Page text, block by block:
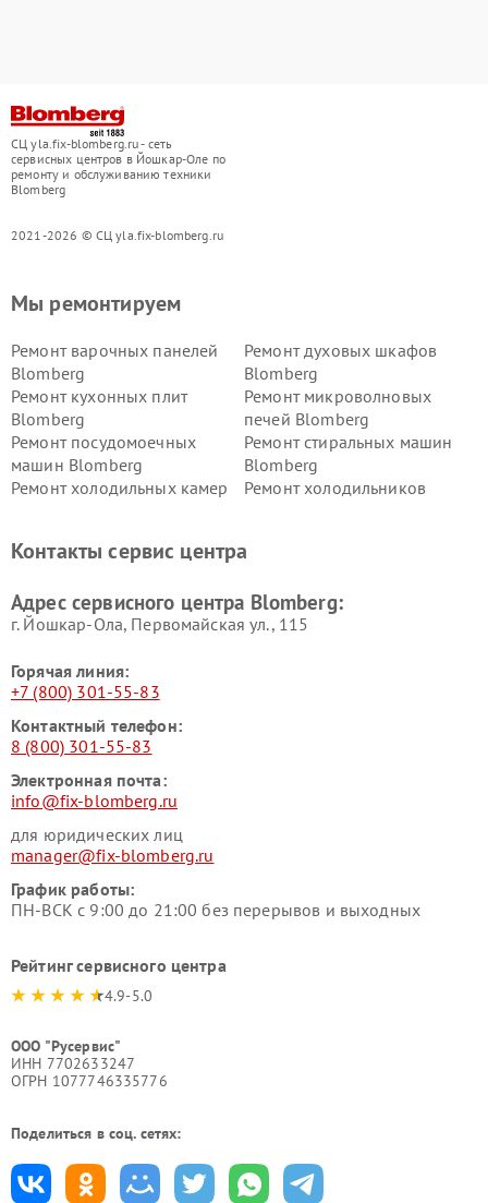
СЦ yla.fix-blomberg.ru - сеть
сервисных центров в Йошкар-Оле по
ремонту и обслуживанию техники
Blomberg
2021-2026 © СЦ yla.fix-blomberg.ru
Мы ремонтируем
Ремонт варочных панелей
Blomberg
Ремонт духовых шкафов
Blomberg
Ремонт кухонных плит
Blomberg
Ремонт микроволновых
печей Blomberg
Ремонт посудомоечных
машин Blomberg
Ремонт стиральных машин
Blomberg
Ремонт холодильных камер
Ремонт холодильников
Контакты сервис центра
Адрес сервисного центра Blomberg:
г. Йошкар-Ола, Первомайская ул., 115
Горячая линия:
+7 (800) 301-55-83
Контактный телефон:
8 (800) 301-55-83
Электронная почта:
info@fix-blomberg.ru
для юридических лиц
manager@fix-blomberg.ru
График работы:
ПН-ВСК с 9:00 до 21:00 без перерывов и выходных
Рейтинг сервисного центра
4.9-5.0
ООО "Русервис"
ИНН 7702633247
ОГРН 1077746335776
Поделиться в соц. сетях: